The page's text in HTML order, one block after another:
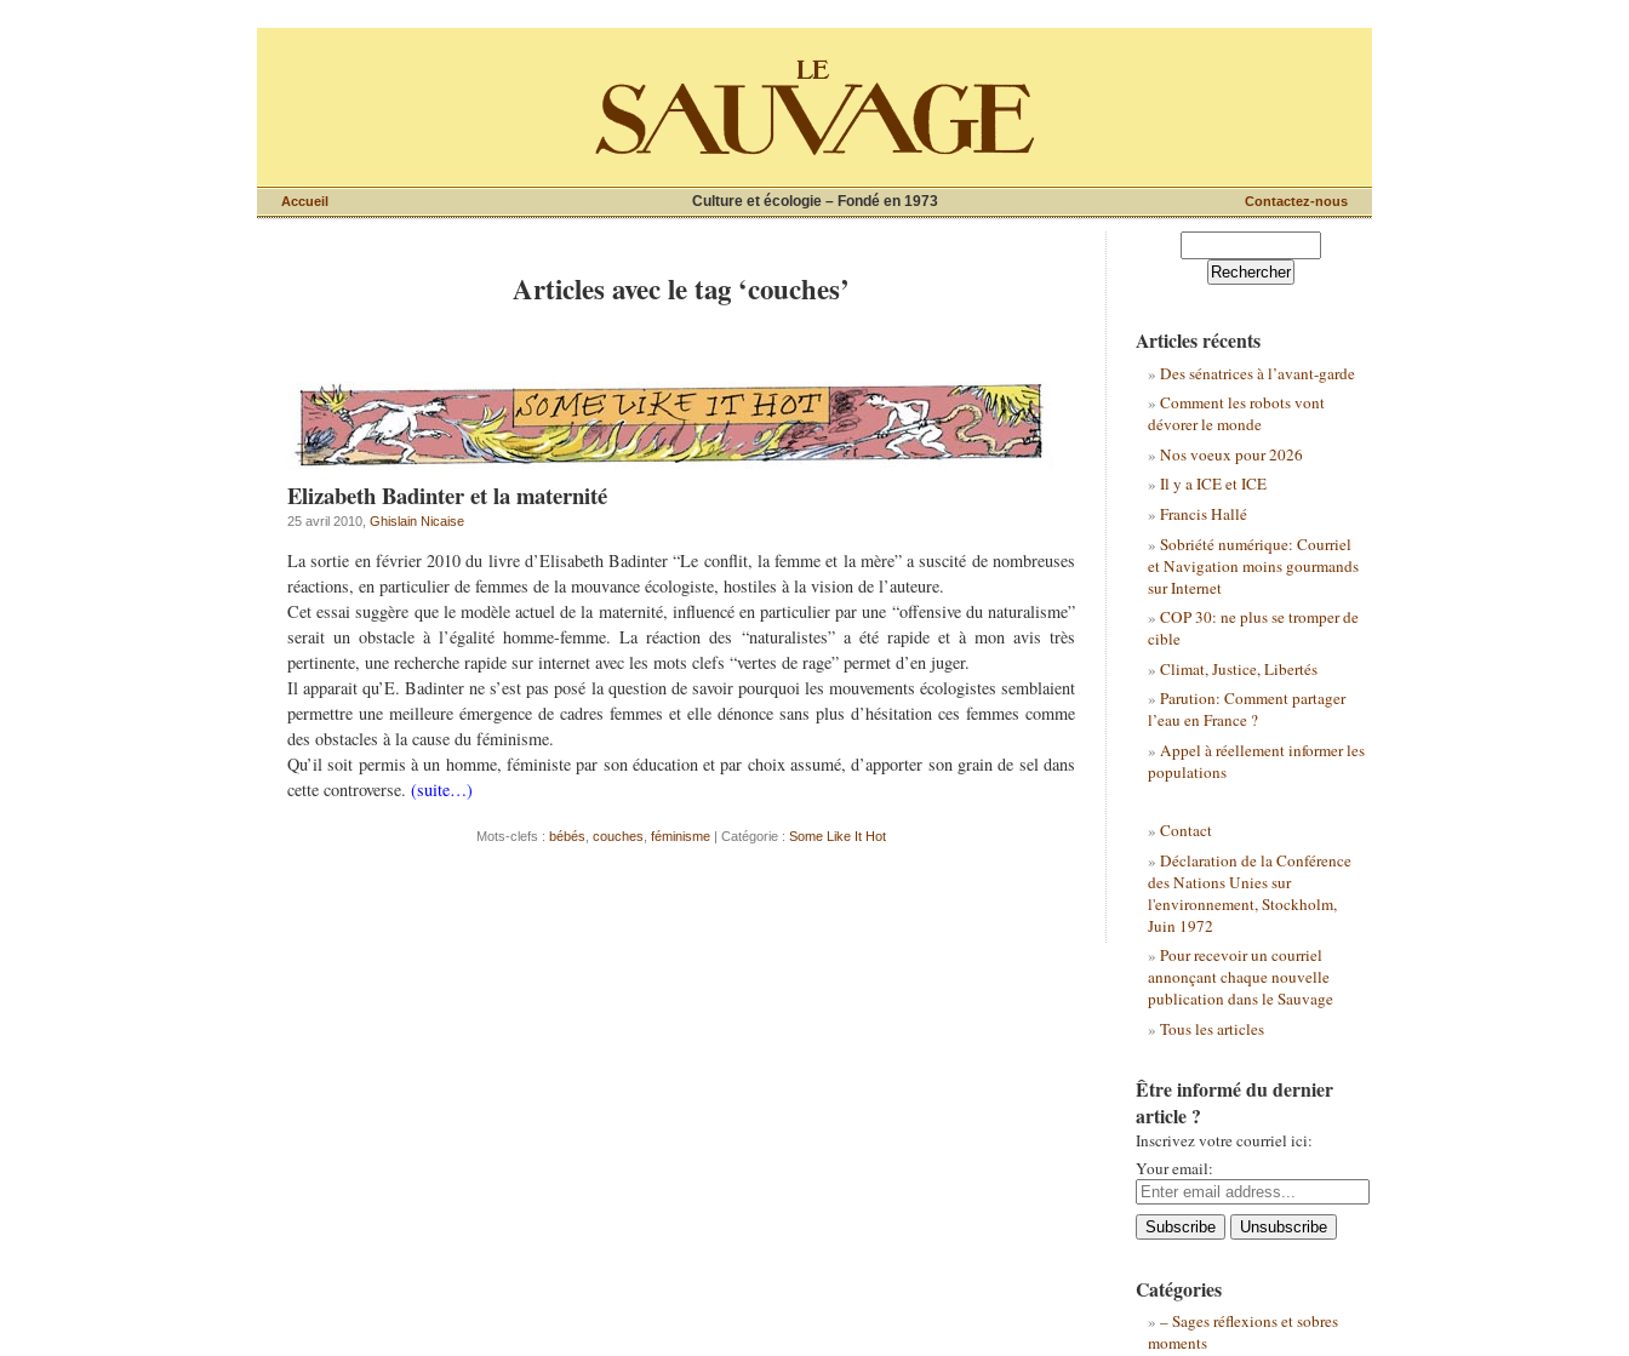
Culture et écologie – Fondé en 1973
Accueil Contactez-nous
Articles avec le tag ‘couches’
Elizabeth Badinter et la maternité
25 avril 2010, Ghislain Nicaise
La sortie en février 2010 du livre d’Elisabeth Badinter “Le conflit, la femme et la mère” a suscité de nombreuses
réactions, en particulier de femmes de la mouvance écologiste, hostiles à la vision de l’auteure.
Cet essai suggère que le modèle actuel de la maternité, influencé en particulier par une “offensive du naturalisme”
serait un obstacle à l’égalité homme-femme. La réaction des “naturalistes” a été rapide et à mon avis très
pertinente, une recherche rapide sur internet avec les mots clefs “vertes de rage” permet d’en juger.
Il apparait qu’E. Badinter ne s’est pas posé la question de savoir pourquoi les mouvements écologistes semblaient
permettre une meilleure émergence de cadres femmes et elle dénonce sans plus d’hésitation ces femmes comme
des obstacles à la cause du féminisme.
Qu’il soit permis à un homme, féministe par son éducation et par choix assumé, d’apporter son grain de sel dans
cette controverse. (suite…)
Mots-clefs : bébés couches féminisme | Catégorie : Some Like It Hot
Articles récents
Des sénatrices à l’avant-garde
Comment les robots vont
dévorer le monde
Nos voeux pour 2026
Il y a ICE et ICE
Francis Hallé
Sobriété numérique: Courriel
et Navigation moins gourmands
sur Internet
COP 30: ne plus se tromper de
cible
Climat, Justice, Libertés
Parution: Comment partager
l’eau en France ?
Appel à réellement informer les
populations
Contact
Déclaration de la Conférence
des Nations Unies sur
l'environnement, Stockholm,
Juin 1972
Pour recevoir un courriel
annonçant chaque nouvelle
publication dans le Sauvage
Tous les articles
Être informé du dernier
article ?
Inscrivez votre courriel ici:
Your email:
Catégories
– Sages réflexions et sobres
moments